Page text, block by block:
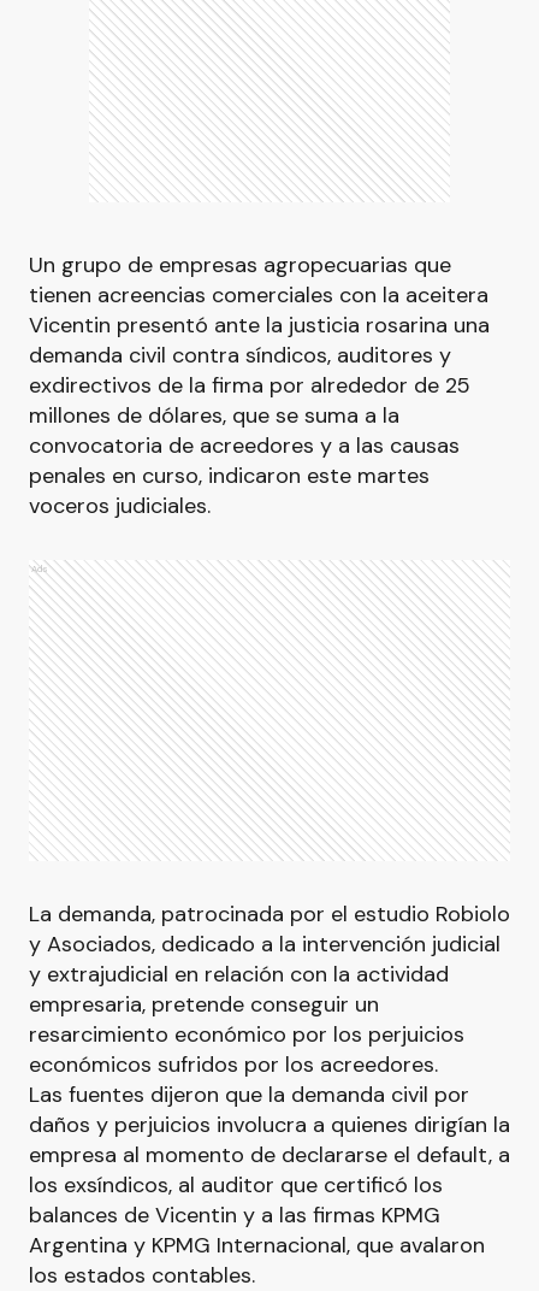
Un grupo de empresas agropecuarias que
tienen acreencias comerciales con la aceitera
Vicentin presentó ante la justicia rosarina una
demanda civil contra síndicos, auditores y
exdirectivos de la firma por alrededor de 25
millones de dólares, que se suma a la
convocatoria de acreedores y a las causas
penales en curso, indicaron este martes
voceros judiciales.
Ads
La demanda, patrocinada por el estudio Robiolo
y Asociados, dedicado a la intervención judicial
y extrajudicial en relación con la actividad
empresaria, pretende conseguir un
resarcimiento económico por los perjuicios
económicos sufridos por los acreedores.
Las fuentes dijeron que la demanda civil por
daños y perjuicios involucra a quienes dirigían la
empresa al momento de declararse el default, a
los exsíndicos, al auditor que certificó los
balances de Vicentin y a las firmas KPMG
Argentina y KPMG Internacional, que avalaron
los estados contables.